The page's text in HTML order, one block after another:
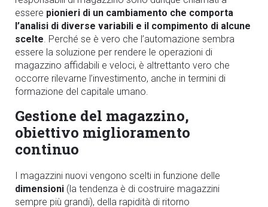
essere pionieri di un cambiamento che comporta
l’analisi di diverse variabili e il compimento di alcune
scelte. Perché se è vero che l’automazione sembra
essere la soluzione per rendere le operazioni di
magazzino affidabili e veloci, è altrettanto vero che
occorre rilevarne l’investimento, anche in termini di
formazione del capitale umano.
Gestione del magazzino,
obiettivo miglioramento
continuo
I magazzini nuovi vengono scelti in funzione delle
dimensioni (la tendenza è di costruire magazzini
sempre più grandi), della rapidità di ritorno